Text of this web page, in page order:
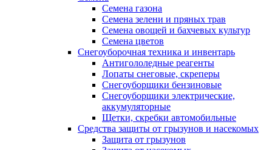
Семена газона
Семена зелени и пряных трав
Семена овощей и бахчевых культур
Семена цветов
Снегоуборочная техника и инвентарь
Антигололедные реагенты
Лопаты снеговые, скреперы
Снегоуборщики бензиновые
Снегоуборщики электрические,
аккумуляторные
Щетки, скребки автомобильные
Средства защиты от грызунов и насекомых
Защита от грызунов